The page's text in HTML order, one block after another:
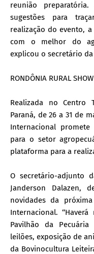
reunião
sugestões para
realização do evento,
com o melhor do
explicou o secretário da
RONDÔNIA RURAL
Realizada no Centro
Paraná, de 26 a 31 de
Internacional
para o setor
plataforma para a
O secretário-adjunto
Janderson Dalazen,
novidades da
Internacional.
Pavilhão da
leilões, exposição de
da Bovinocultura